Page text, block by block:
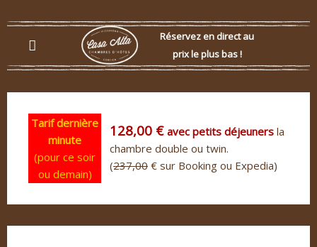
Réservez en direct au
prix le plus bas !
Tarif dernière
minute
(pour ce soir
ou demain)
128,00 € avec petits déjeuners la
chambre double ou twin.
(237,00 € sur Booking ou Expedia)